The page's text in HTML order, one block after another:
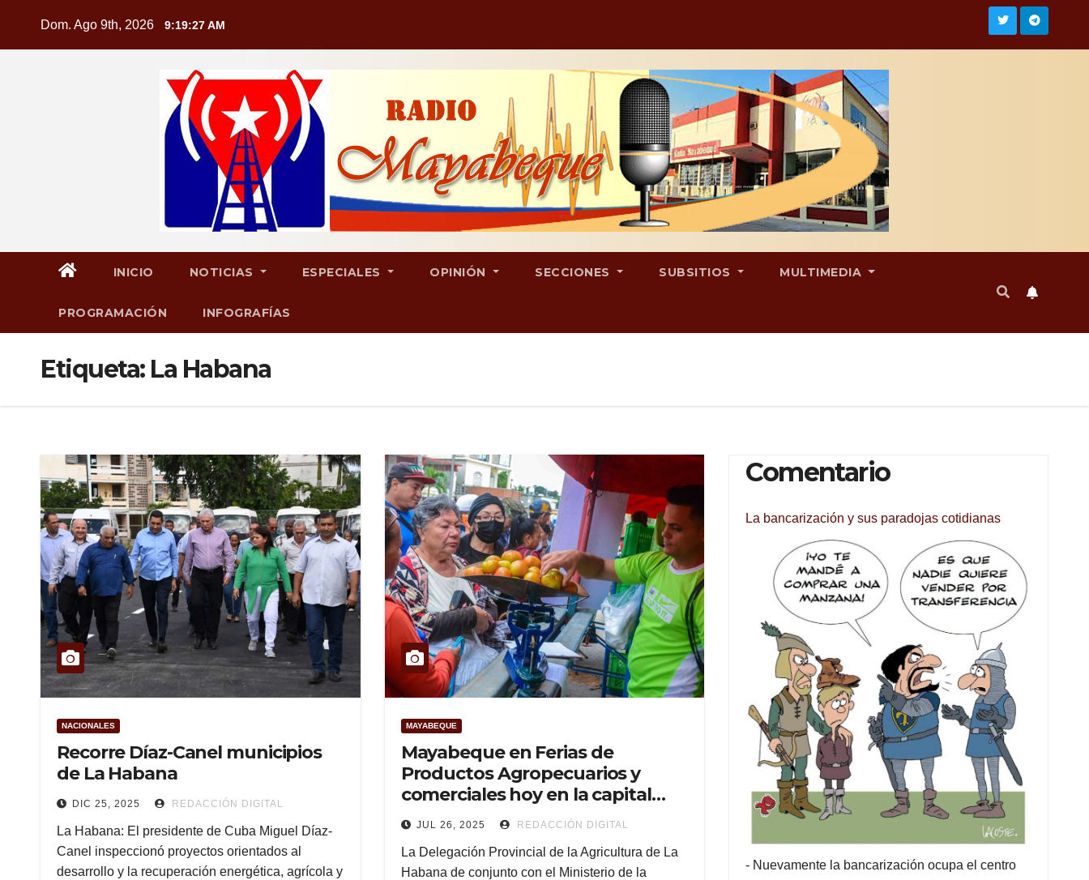
Dom. Ago 9th, 2026 9:19:29 AM
INICIO NOTICIAS ESPECIALES OPINIÓN SECCIONES SUBSITIOS MULTIMEDIA
PROGRAMACIÓN INFOGRAFÍAS
Etiqueta: La Habana
NACIONALES
Recorre Díaz-Canel municipios
de La Habana
DIC 25, 2025 REDACCIÓN DIGITAL
La Habana: El presidente de Cuba Miguel Díaz-
Canel inspeccionó proyectos orientados al
desarrollo y la recuperación energética, agrícola y
MAYABEQUE
Mayabeque en Ferias de
Productos Agropecuarios y
comerciales hoy en la capital
cubana
JUL 26, 2025 REDACCIÓN DIGITAL
La Delegación Provincial de la Agricultura de La
Habana de conjunto con el Ministerio de la
Comentario
La bancarización y sus paradojas cotidianas
- Nuevamente la bancarización ocupa el centro